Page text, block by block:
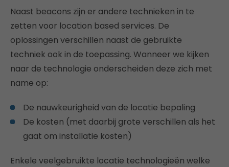
Naast beacons zijn er andere technieken in te
zetten voor location based services. De
oplossingen verschillen naast de gebruikte
techniek ook in de toepassing. Wanneer we kijken
naar de technologie onderscheiden deze zich met
name op:
De nauwkeurigheid van de locatie bepaling
De kosten (met daarbij grote verschillen als het
gaat om installatie kosten)
Enkele veelgebruikte locatie technologieën welke